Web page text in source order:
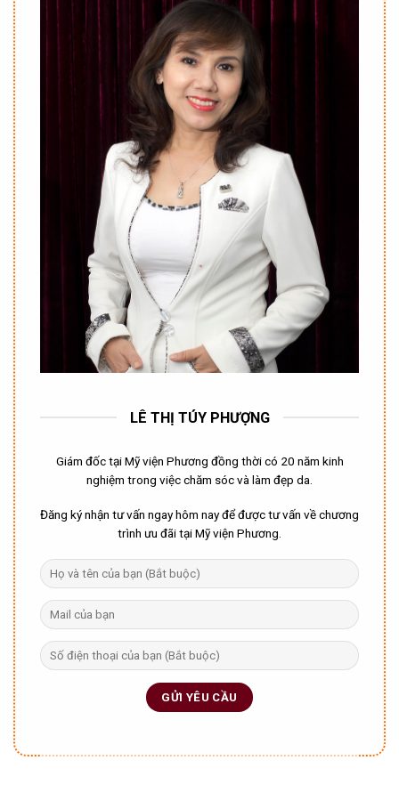
LÊ THỊ TÚY PHƯỢNG
Giám đốc tại Mỹ viện Phương đồng thời có 20 năm kinh
nghiệm trong việc chăm sóc và làm đẹp da.
Đăng ký nhận tư vấn ngay hôm nay để được tư vấn về chương
trình ưu đãi tại Mỹ viện Phương.